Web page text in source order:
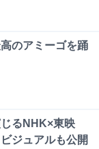
のアミーゴを踊
るNHK×東映
ジュアルも公開